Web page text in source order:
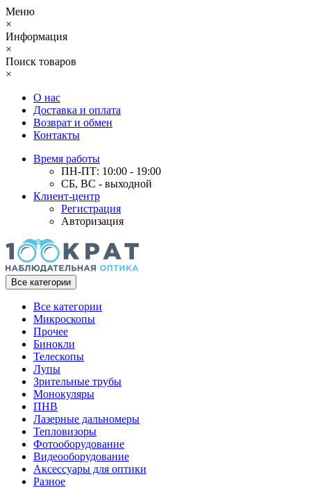
Меню
×
Информация
×
Поиск товаров
×
О нас
Доставка и оплата
Возврат и обмен
Контакты
Время работы
ПН-ПТ: 10:00 - 19:00
СБ, ВС - выходной
Клиент-центр
Регистрация
Авторизация
Все категории
Все категории
Микроскопы
Прочее
Бинокли
Телескопы
Лупы
Зрительные трубы
Монокуляры
ПНВ
Лазерные дальномеры
Тепловизоры
Фотооборудование
Видеооборудование
Аксессуары для оптики
Разное